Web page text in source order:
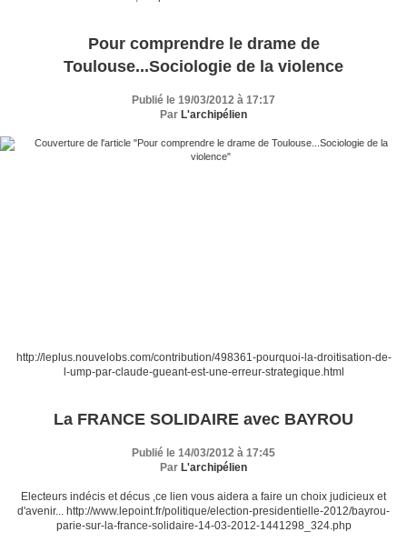
Pour comprendre le drame de
Toulouse...Sociologie de la violence
Publié le 19/03/2012 à 17:17
Par L'archipélien
http://leplus.nouvelobs.com/contribution/498361-pourquoi-la-droitisation-de-
l-ump-par-claude-gueant-est-une-erreur-strategique.html
La FRANCE SOLIDAIRE avec BAYROU
Publié le 14/03/2012 à 17:45
Par L'archipélien
Electeurs indécis et décus ,ce lien vous aidera a faire un choix judicieux et
d'avenir... http://www.lepoint.fr/politique/election-presidentielle-2012/bayrou-
parie-sur-la-france-solidaire-14-03-2012-1441298_324.php